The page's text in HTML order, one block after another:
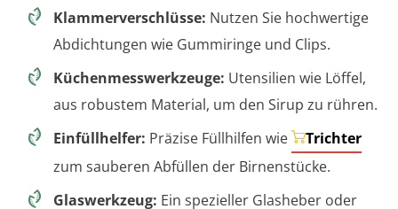
Klammerverschlüsse: Nutzen Sie hochwertige
Abdichtungen wie Gummiringe und Clips.
Küchenmesswerkzeuge: Utensilien wie Löffel,
aus robustem Material, um den Sirup zu rühren.
Einfüllhelfer: Präzise Füllhilfen wie
Trichter
zum sauberen Abfüllen der Birnenstücke.
Glaswerkzeug: Ein spezieller Glasheber oder